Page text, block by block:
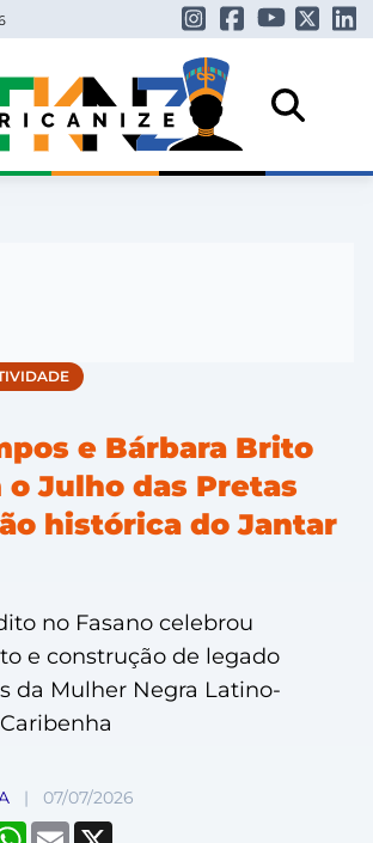
e Bárbara Brito
Julho das Pretas
histórica do Jantar
no Fasano celebrou
e construção de legado
da Mulher Negra Latino-
| 07/07/2026
WhatsApp
Email